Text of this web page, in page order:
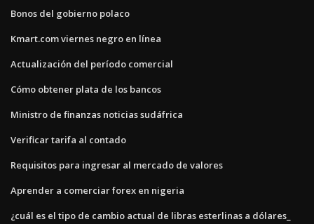
Bonos del gobierno polaco
Kmart.com viernes negro en línea
Actualización del período comercial
Cómo obtener plata de los bancos
Ministro de finanzas noticias sudáfrica
Verificar tarifa al contado
Requisitos para ingresar al mercado de valores
Aprender a comerciar forex en nigeria
¿cuál es el tipo de cambio actual de libras esterlinas a dólares_